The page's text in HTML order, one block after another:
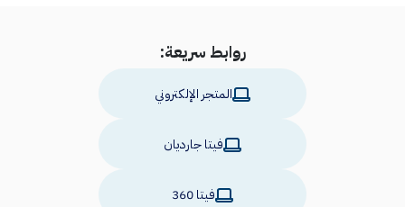
روابط سريعة:
المتجر الإلكتروني
فيتا جارديان
فيتا 360